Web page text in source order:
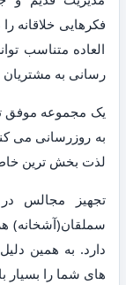
فکرهایی خلاقانه
العاده متناسب
رسانی به مشتریان
یک مجموعه موفق
به روزرسانی می
لذت بخش ترین
تجهیز مجالس
سملقان(آشخانه)
دارد. به همین
های شما را بسیار